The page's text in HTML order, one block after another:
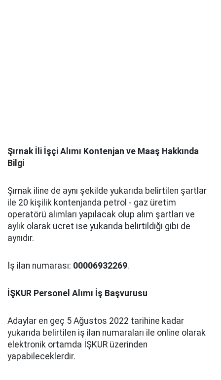
Şırnak İli İşçi Alımı Kontenjan ve Maaş Hakkında
Bilgi
Şırnak iline de aynı şekilde yukarıda belirtilen şartlar
ile 20 kişilik kontenjanda petrol - gaz üretim
operatörü alımları yapılacak olup alım şartları ve
aylık olarak ücret ise yukarıda belirtildiği gibi de
aynıdır.
İş ilan numarası: 00006932269.
İŞKUR Personel Alımı İş Başvurusu
Adaylar en geç 5 Ağustos 2022 tarihine kadar
yukarıda belirtilen iş ilan numaraları ile online olarak
elektronik ortamda İŞKUR üzerinden
yapabileceklerdir.